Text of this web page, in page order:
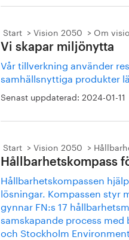
Start Vision 2050 Om
Vi skapar miljönytta
Vår tillverkning använder
samhällsnyttiga produkter
Senast uppdaterad: 2024-01-11
Start Vision 2050
Hållbarhetskompass
Hållbarhetskompassen
lösningar. Kompassen styr
gynnar FN:s 17
samskapande process
och Stockholm